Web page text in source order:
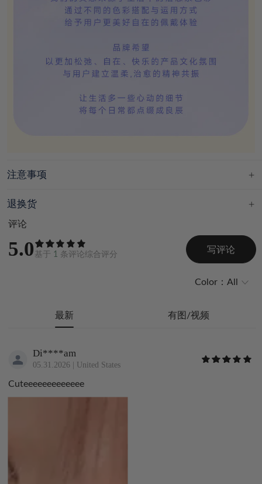
注意事项
退换货
评论
5.0 基于 1 条评论综合评分
写评论
Color： All
最新 有图/视频
Di****am
05.31.2026 | United States
Cuteeeeeeeeeeeee